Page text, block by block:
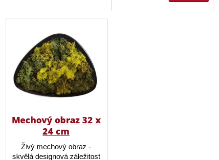
Mechový obraz 32 x
24 cm
Živý mechový obraz -
skvělá designová záležitost